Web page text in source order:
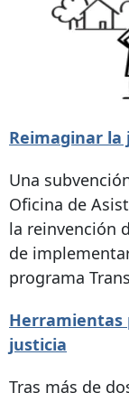
Reimaginar la
Una
Oficina de
la reinvención
de
programa
Herramientas
justicia
Tras más de